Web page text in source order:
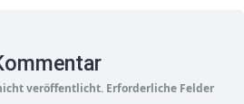
veröffentlicht. Erforderliche Felder